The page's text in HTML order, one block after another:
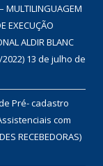
MULTILINGUAGEM
EXECUÇÃO
ALDIR BLANC
2022) 13 de julho de
Pré- cadastro
com
RECEBEDORAS)